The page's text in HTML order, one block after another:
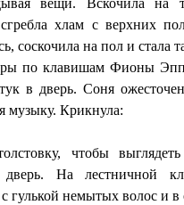
вещи. Вскочила на
хлам с верхних
соскочила на пол и стала
по клавишам Фионы
в дверь. Соня
музыку. Крикнула:
чтобы
На лестничной
гулькой немытых волос и в